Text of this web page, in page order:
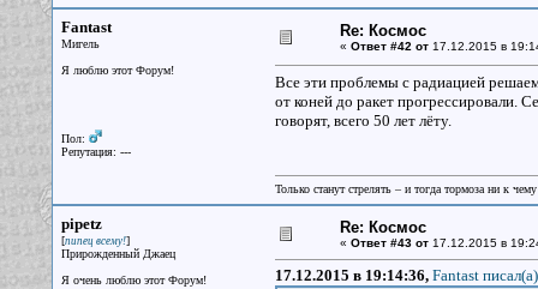
Fantast
Мигель
Я люблю этот Форум!
Пол:
Репутация: ---
Re: Космос
« Ответ #42 от17.12.2015 в
Все эти проблемы с радиацией
от коней до ракет прогрессировали.
говорят, всего 50 лет лёту.
Только станут стрелять – и тогда тормоза ни к
pipetz
[пипец всему!]
Прирожденный Джаец
Я очень люблю этот Форум!
Re: Космос
« Ответ #43 от17.12.2015 в
17.12.2015 в 19:14:36, Fantast писал(a)